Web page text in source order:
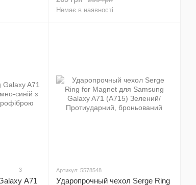
Marsala
Немає в наявності
3
A71
Артикул: 5578548
Ударопрочный чехол Serge Ring